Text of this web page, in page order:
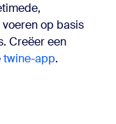
op basis
Creëer een
twine-app.